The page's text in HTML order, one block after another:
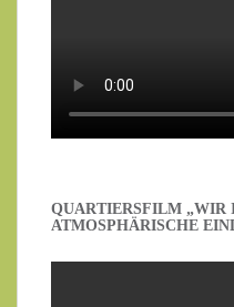
QUARTIERSFILM „WIR
ATMOSPHÄRISCHE